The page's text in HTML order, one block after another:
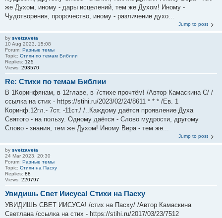
же Духом, иному - дары исцелений, тем же Духом! Иному -
Чудотворения, пророчество, иному - различение духо...
Jump to post
by svetzaveta
10 Aug 2023, 15:08
Forum: Разные темы
Topic: Стихи по темам Библии
Replies: 125
Views: 293570
Re: Стихи по темам Библии
В 1Коринфянам, в 12главе, в 7стихе прочтём! /Автор Камаскина С/ /
ссылка на стих - https://stihi.ru/2023/02/24/8611 * * * /Ев. 1
Коринф.12гл.- 7ст. -11ст./ /..Каждому даётся проявление Духа
Святого - на пользу. Одному даётся - Слово мудрости, другому
Слово - знания, тем же Духом! Иному Вера - тем же...
Jump to post
by svetzaveta
24 Mar 2023, 20:30
Forum: Разные темы
Topic: Стихи на Пасху
Replies: 88
Views: 220797
Увидишь Свет Иисуса! Стихи на Пасху
УВИДИШЬ СВЕТ ИИСУСА! /стих на Пасху/ /Автор Камаскина
Светлана /ссылка на стих - https://stihi.ru/2017/03/23/7512